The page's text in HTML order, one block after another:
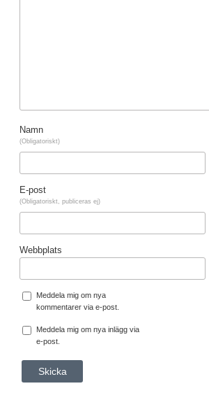
Namn
(Obligatoriskt)
E-post
(Obligatoriskt, publiceras ej)
Webbplats
Meddela mig om nya
kommentarer via e-post.
Meddela mig om nya inlägg via
e-post.